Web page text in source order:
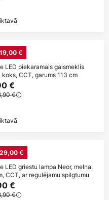
€
LED piekaramais gaismeklis
koks, CCT, garums 113 cm
€
€
€
LED griestu lampa Neor, melna,
CCT, ar regulējamu spilgtumu
€
€